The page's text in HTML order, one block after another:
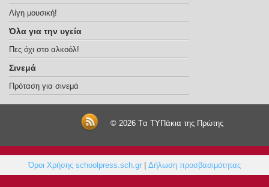
Λίγη μουσική!
Όλα για την υγεία
Πες όχι στο αλκοόλ!
Σινεμά
Πρόταση για σινεμά
© 2026Tα ΤΥΠάκια της Πρώτης
Όροι Χρήσης schoolpress.sch.gr Δήλωση προσβασιμότητας